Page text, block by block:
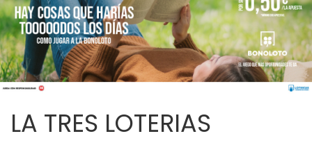
LA TRES LOTERIAS